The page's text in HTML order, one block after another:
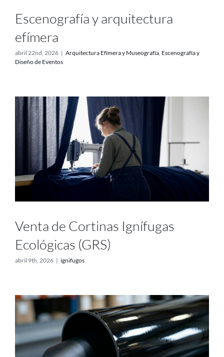
Escenografía y arquitectura
efímera
abril 22nd, 2026 | Arquitectura Efímera y Museografía Escenografía y
Diseño de Eventos
Venta de Cortinas Ignífugas
Ecológicas (GRS)
abril 9th, 2026 | ignifugos